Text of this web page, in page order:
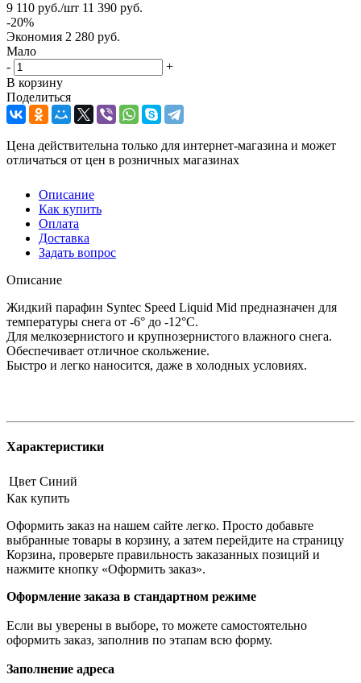
9 110 руб./шт 11 390 руб.
-20%
Экономия 2 280 руб.
Мало
-
+
В корзину
Поделиться
Цена действительна только для интернет-магазина и может
отличаться от цен в розничных магазинах
Описание
Как купить
Оплата
Доставка
Задать вопрос
Описание
Жидкий парафин Syntec Speed Liquid Mid предназначен для
температуры снега от -6° до -12°C.
Для мелкозернистого и крупнозернистого влажного снега.
Обеспечивает отличное скольжение.
Быстро и легко наносится, даже в холодных условиях.
Характеристики
Цвет Синий
Как купить
Оформить заказ на нашем сайте легко. Просто добавьте
выбранные товары в корзину, а затем перейдите на страницу
Корзина, проверьте правильность заказанных позиций и
нажмите кнопку «Оформить заказ».
Оформление заказа в стандартном режиме
Если вы уверены в выборе, то можете самостоятельно
оформить заказ, заполнив по этапам всю форму.
Заполнение адреса